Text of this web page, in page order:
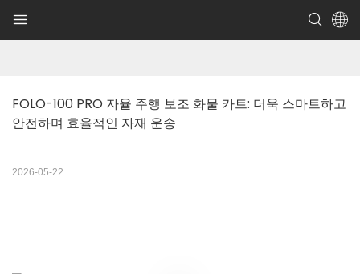
FOLO-100 PRO 자율 주행 보조 화물 카트: 더욱 스마트하고
안전하며 효율적인 자재 운송
2026-05-22